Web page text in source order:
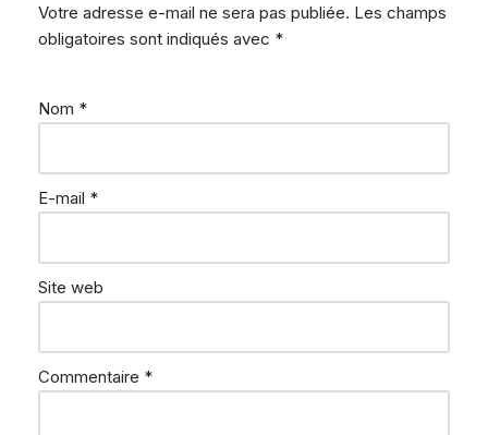
Votre adresse e-mail ne sera pas publiée. Les champs
obligatoires sont indiqués avec *
Nom *
E-mail *
Site web
Commentaire *